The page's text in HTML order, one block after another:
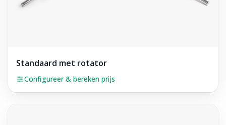
Standaard met rotator
Configureer & bereken prijs